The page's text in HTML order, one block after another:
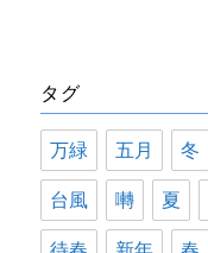
ー
タグ
万緑 五月 冬
台風 囀 夏